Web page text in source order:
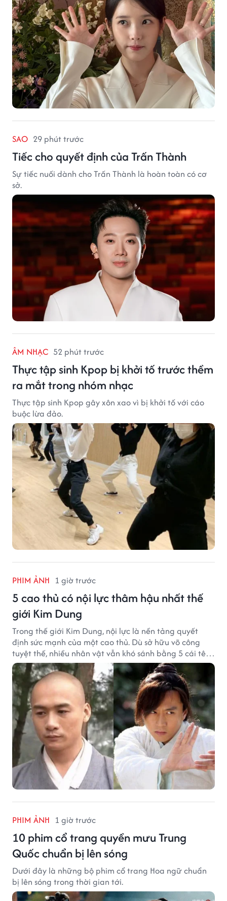
SAO 29 phút trước
Tiếc cho quyết định của Trấn Thành
Sự tiếc nuối dành cho Trấn Thành là hoàn toàn có cơ
sở.
ÂM NHẠC 52 phút trước
Thực tập sinh Kpop bị khởi tố trước thềm
ra mắt trong nhóm nhạc
Thực tập sinh Kpop gây xôn xao vì bị khởi tố với cáo
buộc lừa đảo.
PHIM ẢNH 1 giờ trước
5 cao thủ có nội lực thâm hậu nhất thế
giới Kim Dung
Trong thế giới Kim Dung, nội lực là nền tảng quyết
định sức mạnh của một cao thủ. Dù sở hữu võ công
tuyệt thế, nhiều nhân vật vẫn khó sánh bằng 5 cái tên
dưới đây về độ thâm hậu của chân khí.
PHIM ẢNH 1 giờ trước
10 phim cổ trang quyền mưu Trung
Quốc chuẩn bị lên sóng
Dưới đây là những bộ phim cổ trang Hoa ngữ chuẩn
bị lên sóng trong thời gian tới.